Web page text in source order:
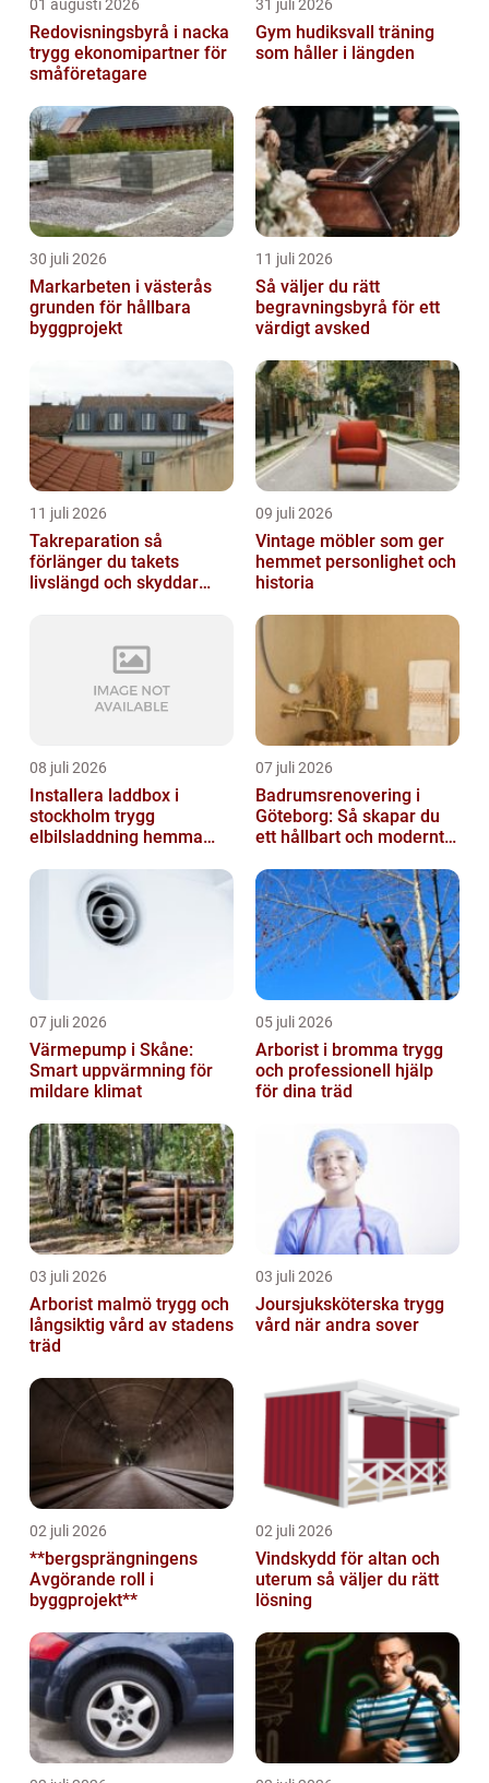
01 augusti 2026
Redovisningsbyrå i nacka
trygg ekonomipartner för
småföretagare
31 juli 2026
Gym hudiksvall träning
som håller i längden
30 juli 2026
Markarbeten i västerås
grunden för hållbara
byggprojekt
11 juli 2026
Så väljer du rätt
begravningsbyrå för ett
värdigt avsked
11 juli 2026
Takreparation så
förlänger du takets
livslängd och skyddar
09 juli 2026
Vintage möbler som ger
hemmet personlighet och
historia
08 juli 2026
Installera laddbox i
stockholm trygg
elbilsladdning hemma
07 juli 2026
Badrumsrenovering i
Göteborg: Så skapar du
ett hållbart och modernt
07 juli 2026
Värmepump i Skåne:
Smart uppvärmning för
mildare klimat
05 juli 2026
Arborist i bromma trygg
och professionell hjälp
för dina träd
03 juli 2026
Arborist malmö trygg och
långsiktig vård av stadens
träd
03 juli 2026
Joursjuksköterska trygg
vård när andra sover
02 juli 2026
**bergsprängningens
Avgörande roll i
byggprojekt**
02 juli 2026
Vindskydd för altan och
uterum så väljer du rätt
lösning